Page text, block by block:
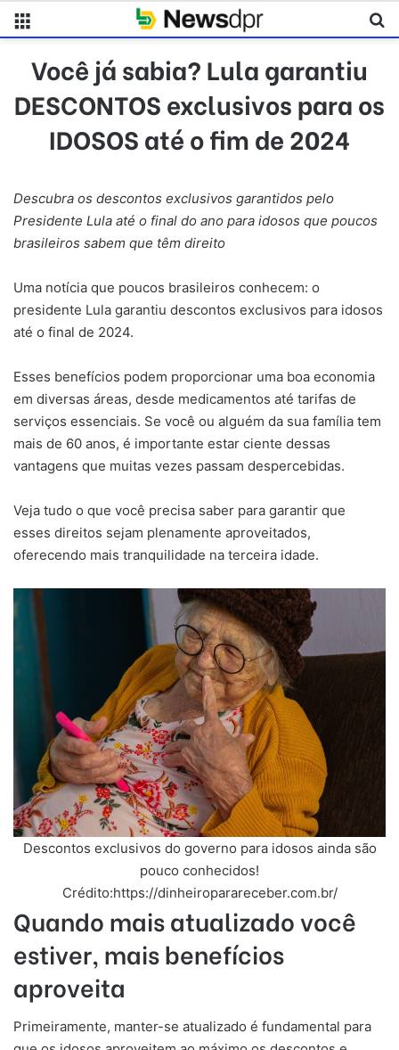
Você já sabia? Lula garantiu
DESCONTOS exclusivos para os
IDOSOS até o fim de 2024
Descubra os descontos exclusivos garantidos pelo
Presidente Lula até o final do ano para idosos que poucos
brasileiros sabem que têm direito
Uma notícia que poucos brasileiros conhecem: o
presidente Lula garantiu descontos exclusivos para idosos
até o final de 2024.
Esses benefícios podem proporcionar uma boa economia
em diversas áreas, desde medicamentos até tarifas de
serviços essenciais. Se você ou alguém da sua família tem
mais de 60 anos, é importante estar ciente dessas
vantagens que muitas vezes passam despercebidas.
Veja tudo o que você precisa saber para garantir que
esses direitos sejam plenamente aproveitados,
oferecendo mais tranquilidade na terceira idade.
Descontos exclusivos do governo para idosos ainda são
pouco conhecidos!
Crédito:https://dinheiroparareceber.com.br/
Quando mais atualizado você
estiver, mais benefícios
aproveita
Primeiramente, manter-se atualizado é fundamental para